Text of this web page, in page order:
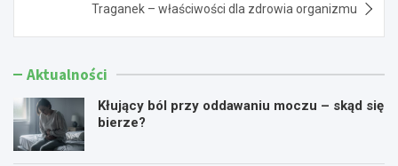
Traganek – właściwości dla zdrowia organizmu
Aktualności
Kłujący ból przy oddawaniu moczu – skąd się
bierze?